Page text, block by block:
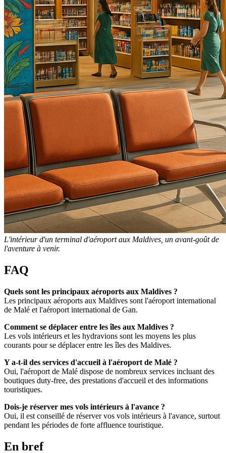
L'intérieur d'un terminal d'aéroport aux Maldives, un avant-goût de
l'aventure à venir.
FAQ
Quels sont les principaux aéroports aux Maldives ?
Les principaux aéroports aux Maldives sont l'aéroport international
de Malé et l'aéroport international de Gan.
Comment se déplacer entre les îles aux Maldives ?
Les vols intérieurs et les hydravions sont les moyens les plus
courants pour se déplacer entre les îles des Maldives.
Y a-t-il des services d'accueil à l'aéroport de Malé ?
Oui, l'aéroport de Malé dispose de nombreux services incluant des
boutiques duty-free, des prestations d'accueil et des informations
touristiques.
Dois-je réserver mes vols intérieurs à l'avance ?
Oui, il est conseillé de réserver vos vols intérieurs à l'avance, surtout
pendant les périodes de forte affluence touristique.
En bref